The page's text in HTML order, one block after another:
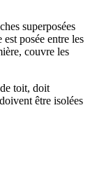
superposées
posée entre les
couvre les
toit, doit
être isolées